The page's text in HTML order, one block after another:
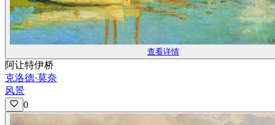
查看详情
阿让特伊桥
克洛德·莫奈
风景
0